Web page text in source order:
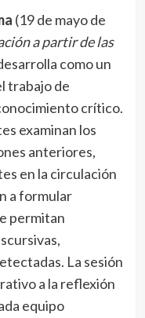
(19 de mayo de
a partir de las
como un
trabajo de
crítico.
examinan los
anteriores,
en la circulación
a formular
permitan
La sesión
a la reflexión
equipo